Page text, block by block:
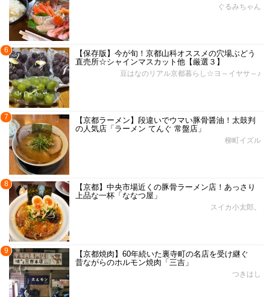
ぐるみちゃん
6
【保存版】今が旬！京都山科オススメの穴場ぶどう
直売所☆シャインマスカット他【厳選３】
豆はなのリアル京都暮らし☆ヨ～イヤサ～♪
7
【京都ラーメン】段違いでウマい豚骨醤油！太鼓判
の人気店「ラーメン てんぐ 常盤店」
柳町イズル
8
【京都】中央市場近くの豚骨ラーメン店！あっさり
上品な一杯「ななつ屋」
スイカ小太郎。
9
【京都焼肉】60年続いた裏寺町の名店を受け継ぐ
昔ながらのホルモン焼肉「三吉」
つきはし